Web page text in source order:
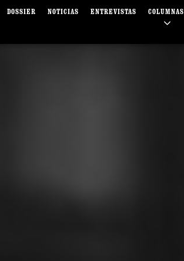
DOSSIER NOTICIAS ENTREVISTAS COLUMNAS